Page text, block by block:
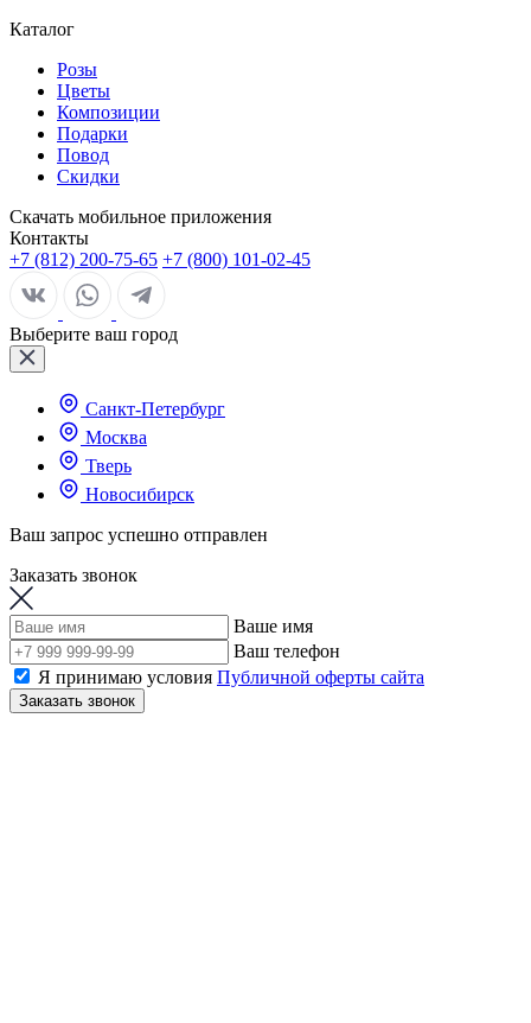
Каталог
Розы
Цветы
Композиции
Подарки
Повод
Скидки
Скачать мобильное приложения
Контакты
+7 (812) 200-75-65 +7 (800) 101-02-45
Выберите ваш город
Санкт-Петербург
Москва
Тверь
Новосибирск
Ваш запрос успешно отправлен
Заказать звонок
Ваше имя
Ваш телефон
Я принимаю условия Публичной оферты сайта
Заказать звонок